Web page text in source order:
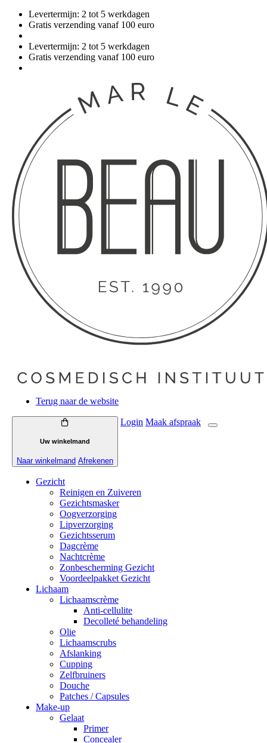
Levertermijn: 2 tot 5 werkdagen
Gratis verzending vanaf 100 euro
Levertermijn: 2 tot 5 werkdagen
Gratis verzending vanaf 100 euro
Terug naar de website
Uw winkelmand
Naar winkelmand Afrekenen
Login Maak afspraak
Gezicht
Reinigen en Zuiveren
Gezichtsmasker
Oogverzorging
Lipverzorging
Gezichtsserum
Dagcrème
Nachtcrème
Zonbescherming Gezicht
Voordeelpakket Gezicht
Lichaam
Lichaamscrème
Anti-cellulite
Decolleté behandeling
Olie
Lichaamscrubs
Afslanking
Cupping
Zelfbruiners
Douche
Patches / Capsules
Make-up
Gelaat
Primer
Concealer